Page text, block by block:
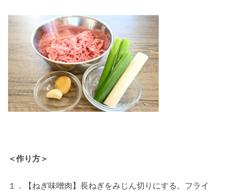
＜作り方＞
１．【ねぎ味噌肉】長ねぎをみじん切りにする。フライ